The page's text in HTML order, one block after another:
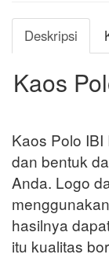
Deskripsi
Kaos
Kaos Polo
dan bentuk
Anda. Logo
hasilnya
itu kualitas